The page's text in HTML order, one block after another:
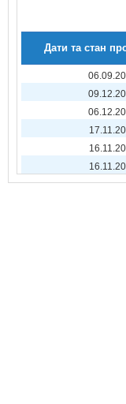
Дати та стан